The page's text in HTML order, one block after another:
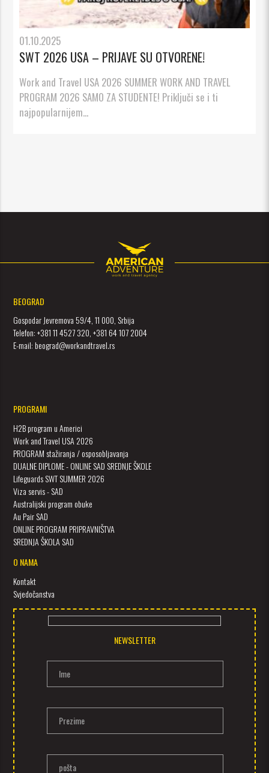
01.10.2025
SWT 2026 USA – PRIJAVE SU OTVORENE!
Work and Travel USA 2026 SUMMER WORK AND TRAVEL
PROGRAM 2026 SAMO ZA STUDENTE! Priključi se i ti
najpopularnijem...
BEOGRAD
Gospodar Jevremova 59/4, 11 000, Srbija
Telefon: +381 11 4527 320, +381 64 107 2004
E-mail: beograd@workandtravel.rs
PROGRAMI
H2B program u Americi
Work and Travel USA 2026
PROGRAM stažiranja / osposobljavanja
DUALNE DIPLOME - ONLINE SAD SREDNJE ŠKOLE
Lifeguards SWT SUMMER 2026
Viza servis - SAD
Australijski program obuke
Au Pair SAD
ONLINE PROGRAM PRIPRAVNIŠTVA
SREDNJA ŠKOLA SAD
O NAMA
Kontakt
Svjedočanstva
NEWSLETTER
Ime
Prezime
pošta